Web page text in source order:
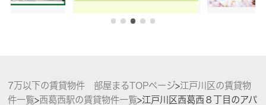
7万以下の賃貸物件 部屋まるTOPページ>江戸川区の賃貸物
件一覧>西葛西駅の賃貸物件一覧>江戸川区西葛西８丁目のアパ